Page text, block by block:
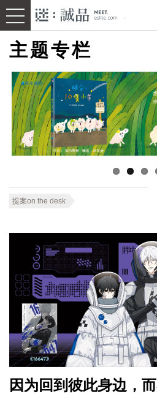
主题专栏
提案on the desk
因为回到彼此身边，